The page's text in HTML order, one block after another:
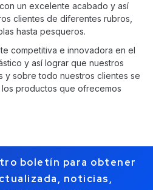
un excelente acabado y así
clientes de diferentes rubros,
hasta pesqueros.
competitiva e innovadora en el
y así lograr que nuestros
y sobre todo nuestros clientes se
productos que ofrecemos
boletín para obtener
noticias,